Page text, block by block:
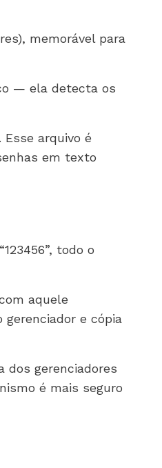
memorável para
— ela detecta os
arquivo é
em texto
todo o
aquele
e cópia
dos gerenciadores
é mais seguro